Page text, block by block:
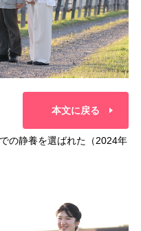
本文に戻る
の静養を選ばれた（2024年